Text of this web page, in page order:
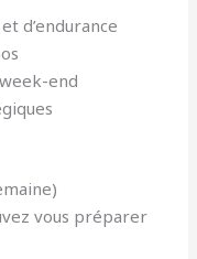
d’endurance
end
vous préparer